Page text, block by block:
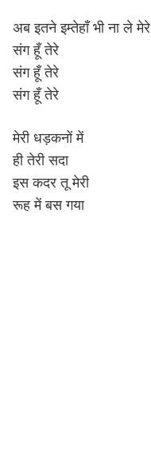
अब इतने इम्तेहाँ भी ना ले मेरे
संग हूँ तेरे
संग हूँ तेरे
संग हूँ तेरे
मेरी धड़कनों में
ही तेरी सदा
इस कदर तू मेरी
रूह में बस गया